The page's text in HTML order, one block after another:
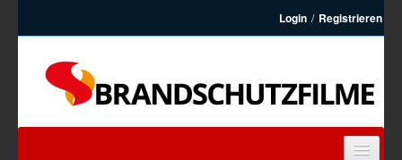
Login / Registrieren